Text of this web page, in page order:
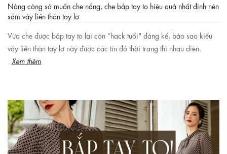
Nàng công sở muốn che nắng, che bắp tay to hiệu quả nhất định nên
sắm váy liền thân tay lỡ
Vừa che được bắp tay to lại còn “hack tuổi" đáng kể, bảo sao kiểu
váy liền thân tay lỡ này được các tín đồ thời trang thi nhau diện.
Xem thêm